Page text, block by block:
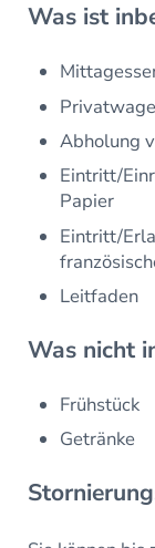
Was ist
Abholung
Eintritt/
Papier
Eintritt/
Leitfaden
Was nicht
Frühstück
Getränke